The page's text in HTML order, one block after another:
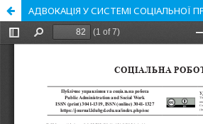
АДВОКАЦІЯ У СИСТЕМІ СОЦІАЛЬНОЇ